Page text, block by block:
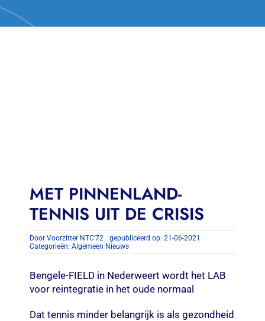
MET PINNENLAND-
TENNIS UIT DE CRISIS
Door Voorzitter NTC'72
gepubliceerd op: 21-06-2021
Categorieën: Algemeen Nieuws
Bengele-FIELD in Nederweert wordt het LAB
voor reintegratie in het oude normaal
Dat tennis minder belangrijk is als gezondheid